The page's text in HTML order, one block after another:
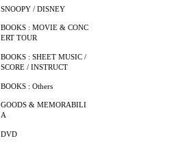
SNOOPY / DISNEY
BOOKS : MOVIE & CONC
ERT TOUR
BOOKS : SHEET MUSIC /
SCORE / INSTRUCT
BOOKS : Others
GOODS & MEMORABILI
A
DVD